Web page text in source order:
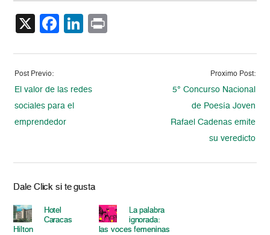
X Facebook
LinkedIn
Post Previo:
El valor de las redes
sociales para el
emprendedor
Proximo Post:
5° Concurso Nacional
de Poesía Joven
Rafael Cadenas emite
su veredicto
Dale Click si te gusta
Hotel
Caracas
Hilton
La palabra
ignorada:
las voces femeninas